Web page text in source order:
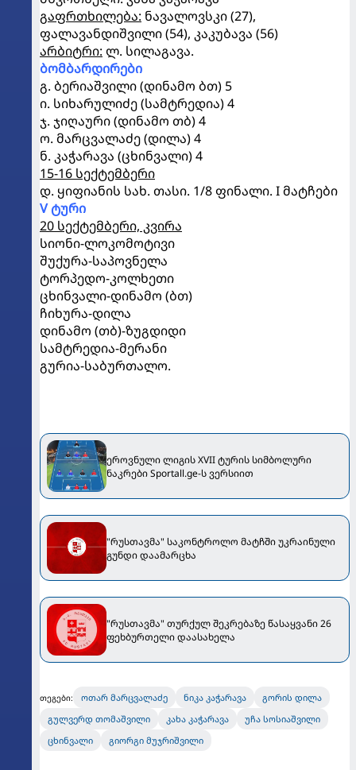
გაფრთხილება: ნავალოვსკი (27),
ფალავანდიშვილი (54), კაკუბავა (56)
არბიტრი: ლ. სილაგავა.
ბომბარდირები
გ. ბერიაშვილი (დინამო ბთ) 5
ი. სიხარულიძე (სამტრედია) 4
ჯ. ჯიღაური (დინამო თბ) 4
ო. მარცვალაძე (დილა) 4
ნ. კაჭარავა (ცხინვალი) 4
15-16 სექტემბერი
დ. ყიფიანის სახ. თასი. 1/8 ფინალი. I მატჩები
V ტური
20 სექტემბერი, კვირა
სიონი-ლოკომოტივი
შუქურა-საპოვნელა
ტორპედო-კოლხეთი
ცხინვალი-დინამო (ბთ)
ჩიხურა-დილა
დინამო (თბ)-ზუგდიდი
სამტრედია-მერანი
გურია-საბურთალო.
ეროვნული ლიგის XVII ტურის სიმბოლური
ნაკრები Sportall.ge-ს ვერსიით
"რუსთავმა" საკონტროლო მატჩში უკრაინული
გუნდი დაამარცხა
"რუსთავმა" თურქულ შეკრებაზე წასაყვანი 26
ფეხბურთელი დაასახელა
თეგები: ოთარ მარცვალაძე ნიკა კაჭარავა
გორის დილა
გულვერდ თომაშვილი
კახა კაჭარავა
უჩა სოსიაშვილი
ცხინვალი
გიორგი მუჯრიშვილი